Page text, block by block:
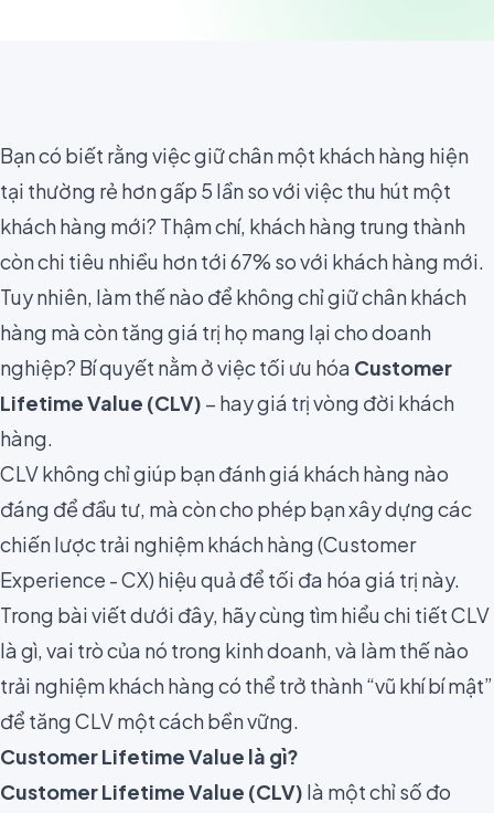
Bạn có biết rằng việc giữ chân một khách hàng hiện
tại thường rẻ hơn gấp 5 lần so với việc thu hút một
khách hàng mới? Thậm chí, khách hàng trung thành
còn chi tiêu nhiều hơn tới 67% so với khách hàng mới.
Tuy nhiên, làm thế nào để không chỉ giữ chân khách
hàng mà còn tăng giá trị họ mang lại cho doanh
nghiệp? Bí quyết nằm ở việc tối ưu hóa Customer
Lifetime Value (CLV) – hay giá trị vòng đời khách
hàng.
CLV không chỉ giúp bạn đánh giá khách hàng nào
đáng để đầu tư, mà còn cho phép bạn xây dựng các
chiến lược trải nghiệm khách hàng (Customer
Experience - CX) hiệu quả để tối đa hóa giá trị này.
Trong bài viết dưới đây, hãy cùng tìm hiểu chi tiết CLV
là gì, vai trò của nó trong kinh doanh, và làm thế nào
trải nghiệm khách hàng có thể trở thành “vũ khí bí mật”
để tăng CLV một cách bền vững.
Customer Lifetime Value là gì?
Customer Lifetime Value (CLV) là một chỉ số đo